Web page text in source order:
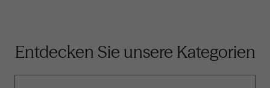
Entdecken Sie unsere Kategorien